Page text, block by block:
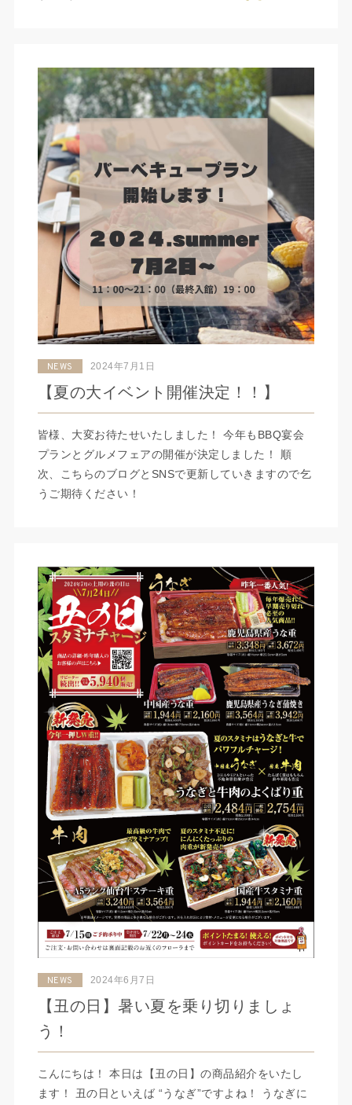
NEWS 2024年7月1日
【夏の大イベント開催決定！！】
皆様、大変お待たせいたしました！ 今年もBBQ宴会
プランとグルメフェアの開催が決定しました！ 順
次、こちらのブログとSNSで更新していきますので乞
うご期待ください！
NEWS 2024年6月7日
【丑の日】暑い夏を乗り切りましょ
う！
こんにちは！ 本日は【丑の日】の商品紹介をいたし
ます！ 丑の日といえば “うなぎ”ですよね！ うなぎに